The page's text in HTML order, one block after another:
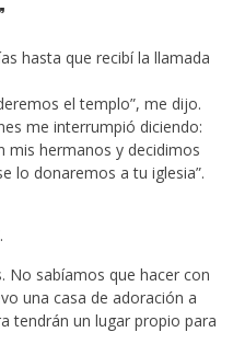
hasta que recibí la llamada
el templo”, me dijo.
me interrumpió diciendo:
mis hermanos y decidimos
lo donaremos a tu iglesia”.
No sabíamos que hacer con
una casa de adoración a
tendrán un lugar propio para